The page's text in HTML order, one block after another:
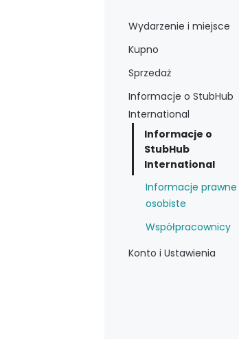
Wydarzenie i miejsce
Kupno
Sprzedaż
Informacje o StubHub
International
Informacje o
StubHub
International
Informacje prawne
osobiste
Współpracownicy
Konto i Ustawienia